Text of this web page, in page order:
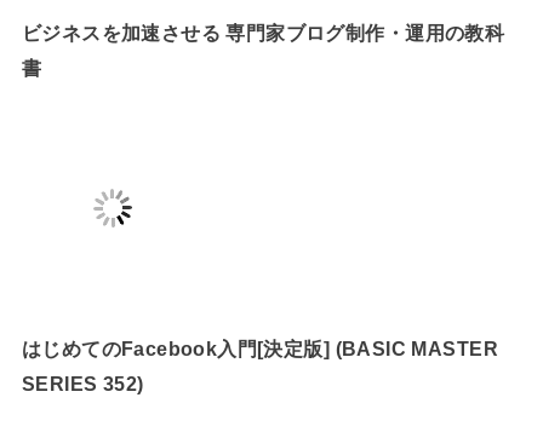
ビジネスを加速させる 専門家ブログ制作・運用の教科
書
はじめてのFacebook入門[決定版] (BASIC MASTER
SERIES 352)